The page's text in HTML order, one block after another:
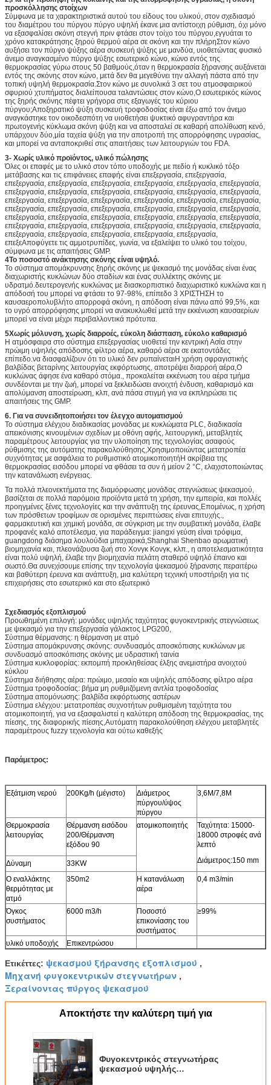
προσκόλλησης στοίχων
Σύμφωνα με τα χαρακτηριστικά αυτού του είδους του υλικού, στον σχεδιασμό
του διαμέτρου του πύργου πύργο υψηλή έκανε μια αντίστοιχη ρύθμιση, όχι μόνο
να εξασφαλίσει σκόνη στεγνή πριν φτάσει στον τοίχο του πύργου,εγγυάται το
χρόνο κατακράτησης ξηρού θερμού αέρα σε σκόνη και την πλήρηΣτον κώνο
αυξήσει τον πύργο ψύξης αέρα συσκευή ψύξης με μανδύα, υιοθετώντας φυσικό
άνεμο αναγκασμένο πύργο ψύξης εσωτερικό κώνο, κώνο εντός της
θερμοκρασίας γύρω στους 50 βαθμούς,όταν η θερμοκρασία ξήρανσης αυξάνεται
εντός της σκόνης στον κώνο, μετά δεν θα μεγεθύνει την αλλαγή πάστα από την
τοπική υψηλή θερμοκρασία.Στον κώνο με συνολικά 3 σετ του ατμοσφαιρικού
σφυριού χτυπήματος διαλείπουσα ταλαντώσεις στον κώνο,Ο εσωτερικός κώνος
της ξηρής σκόνης πέφτει γρήγορα στις εξαγωγές του κύριου
πύργου;Αποξηρατικό ψύξη συσκευή τροφοδοσίας είναι έξω από τον άνεμο
αναγκάστηκε τον οικοδεσπότη να υιοθετήσει ψυκτικό αφυγραντήρα και
πρωτογενής κύκλωμα σκόνη ψύξη και να αποσταλεί σε καθαρή απολίθωση κενό,
υπάρχουν δύο,μία ταχεία ψύξη για την αποτροπή της απορρόφησης υγρασίας,
και μπορεί να ανταποκριθεί στις απαιτήσεις των λειτουργιών του FDA.
3- Χωρίς υλικό προϊόντος, υλικό πώλησης
Όλες οι επαφές με το υλικό στον τόπο υποδοχής με πεδίο ή κυκλικό τόξο
μετάβασης και τις επιφάνειες επαφής είναι επεξεργασία, επεξεργασία,
επεξεργασία, επεξεργασία, επεξεργασία, επεξεργασία, επεξεργασία, επεξεργασία,
επεξεργασία, επεξεργασία, επεξεργασία, επεξεργασία, επεξεργασία, επεξεργασία,
επεξεργασία, επεξεργασία, επεξεργασία, επεξεργασία, επεξεργασία, επεξεργασία,
επεξεργασία, επεξεργασία, επεξεργασία, επεξεργασία, επεξεργασία, επεξεργασία,
επεξεργασία, επεξεργασία, επεξεργασία, επεξεργασία, επεξεργασία, επεξεργασία,
επεξεργασία, επεξεργασία, επεξεργασία, επεξεργασία, επεξεργασία, επεξεργασία,
επεξεργασία, επεξεργασία, επεξεργασία, επεξεργασία, επεξεργασία,
επεξεΑποφύγετε τις αμμοτρυπίδες, γωνία, να εξαλείψει το υλικό του τοίχου,
σύμφωνα με τις απαιτήσεις GMP.
4Το ποσοστό ανάκτησης σκόνης είναι υψηλό.
Το σύστημα απομάκρυνσης ξηρής σκόνης με ψεκασμό της μονάδας είναι ένας
διαχωριστής κυκλώνων δύο σταδίων και ένας συλλέκτης σκόνης με
υδρατμό.δευτερογενής κυκλώνας με διασκορπιστικό διαχωριστικό κυκλώνα και η
απόδοσή του μπορεί να φτάσει το 97-98%, επίπεδο 3 ΧΡΙΣΤΗΣΗ το
καυσαεροπολυβλήτο απορροφά σκόνη, η απόδοση είναι πάνω από 99,5%, και
το υγρό απορρόφησης μπορεί να ανακυκλωθεί μετά την εκκένωση καυσαερίων
μπορεί να είναι μέχρι περιβαλλοντικά πρότυπα.
5Χωρίς μόλυνση, χωρίς διαρροές, εύκολη διάσπαση, εύκολο καθαρισμό
Η ατμόσφαιρα στο σύστημα επεξεργασίας υιοθετεί την κεντρική Ασία στην
πρώιμη υψηλής απόδοσης φίλτρο αέρα, καθαρό αέρα σε εκατοντάδες
επίπεδο.να διασφαλίζουν ότι το υλικό δεν ρυπαίνεταιΗ χρήση σφραγιστικής
βαλβίδας βεταρίνης λειτουργίας εκφόρτωσης, αποτρέψει διαρροή αέρα,Ο
κυκλώνας άφησε ένα καθαρό στόμα., προκαλείται εκκένωση του αέρα τμήμα
συνδέονται με την ζωή, μπορεί να ξεκλειδώσει ανοιχτή ένδυση, καθαρισμό και
απολύμανση αποστείρωση, κλπ, ανά πάσα στιγμή για να εκπληρώσει τις
απαιτήσεις της GMP.
6. Για να συνειδητοποιήσει τον έλεγχο αυτοματισμού
Το σύστημα ελέγχου διαδικασίας μονάδας με κυκλώματα PLC, διαδικασία
απεικόνισης κινουμένων σχεδίων με οθόνη αφής, λειτουργική, μεταβλητές
παραμέτρους λειτουργίας για την υλοποίηση της τεχνολογίας ασαφούς
ρύθμισης της αυτόματης παρακολούθησης,Χρησιμοποιώντας μετατροπέα
συχνότητας με ασφάλεια το ρυθμιστικό ατομικοποιητήΗ ακρίβεια της
θερμοκρασίας εισόδου μπορεί να φθάσει τα συν ή μείον 2 °C, ελαχιστοποιώντας
την κατανάλωση ενέργειας.
Τα πολλά πλεονεκτήματα της διαμόρφωσης μονάδας στεγνώσεως ψεκασμού,
βασίζεται σε πολλά παρόμοια προϊόντα μετά τη χρήση, την εμπειρία, και πολλές
προηγμένες ξένες τεχνολογίες και την ανάπτυξη της έρευνας,Επομένως, η χρήση
των πρόσθετων τροφίμων σε ορισμένες περιπτώσεις είναι επιτυχής.,
φαρμακευτική και χημική μονάδα, σε σύγκριση με την συμβατική μονάδα, έλαβε
προφανές καλό αποτέλεσμα, για παράδειγμα: jiangxi γεύση είναι τρόφιμα,
guangdong διάσημα λουλούδια μπαχαρικά,Shanghai Shenbao αρωματική
βιομηχανία και, πλεονάζουσα ζωή στο Χονγκ Κονγκ, κλπ., η αποτελεσματικότητα
είναι πολύ υψηλή, έλαβε την βιομηχανία πελάτη σταθερό υψηλό έπαινο και
σωστό.Θα συνεχίσουμε επίσης την τεχνολογία ψεκασμού ξήρανσης περαιτέρω
και βαθύτερη έρευνα και ανάπτυξη, μια καλύτερη τεχνική υποστήριξη για τις
επιχειρήσεις στο εσωτερικό και στο εξωτερικό
Σχεδιασμός εξοπλισμού
Προωθημένη επιλογή: μονάδες υψηλής ταχύτητας φυγοκεντρικής στεγνώσεως
με ψεκασμό για την επεξεργασία γάλακτος LPG200,
Σύστημα θέρμανσης: η θέρμανση με ατμό
Σύστημα απομάκρυνσης σκόνης: συνδυασμός αποσκόπισης κυκλώνων με
συνδυασμό αποσκόπισης σκόνης με υδραστική ταινία
Σύστημα κυκλοφορίας: εκπομπή προκληθείσας έλξης ανεμιστήρα ανοιχτού
κύκλου
Σύστημα διήθησης αέρα: πρώιμο, μεσαίο και υψηλής απόδοσης φίλτρο αέρα
Σύστημα τροφοδοσίας: βήμα μη ρυθμιζόμενη αντλία τροφοδοσίας
Σύστημα απομόνωσης: βαλβίδα εκφόρτωσης αστέρων
Σύστημα ελέγχου: μετατροπέας συχνοτήτων ρυθμισμένη ταχύτητα του
ατομικοποιητή, για να εξασφαλιστεί η καλύτερη απόδοση της θερμοκρασίας, της
πίεσης, της διαφορικής πίεσης,Αυτόματη παρακολούθηση ελέγχου μεταβλητές
παραμέτρους fuzzy τεχνολογία και ούτω καθεξής
Παράμετρος:
Εξάτμιση νερού 200Kg/h (μέγιστο)
Διάμετρος
πύργου/ύψος
πύργου
3,6M/7,8M
Θερμοκρασία
λειτουργίας
Θέρμανση εισόδου
200/Θέρμανση
εξόδου 90
ατομικοποιητής
Ταχύτητα: 15000-
18000 στροφές ανά
λεπτό
Διάμετρος:150 mm
Δύναμη
33KW
Ο εναλλάκτης
θερμότητας με
ατμό
350m2
Η κατανάλωση
αέρα
0,4 m3/min
Όγκος
συστήματος
6000 m3/h
Ποσοστό
επικονίασης του
συστήματος
≥99%
υλικό υποδοχής Επικεντρώσου
Ετικέττες: ψεκασμού ξήρανσης εξοπλισμού ,
Μηχανή φυγοκεντρικών στεγνωτήρων ,
Ξεραίνοντας πύργος ψεκασμού
Αποκτήστε την καλύτερη τιμή για
Φυγοκεντρικός στεγνωτήρας
ψεκασμού υψηλής